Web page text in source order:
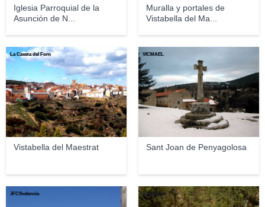
Iglesia Parroquial de la
Asunción de N...
Muralla y portales de
Vistabella del Ma...
Vistabella del Maestrat
La Caseta del Forn
Sant Joan de Penyagolosa
VICMAEL
JFCSvalencia panoramio